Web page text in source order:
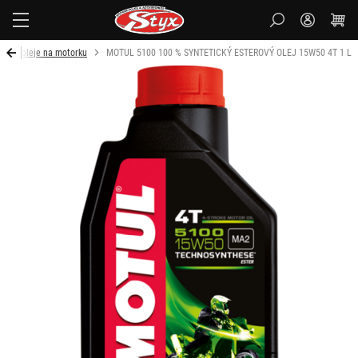
oleje na motorku MOTUL 5100 100 % SYNTETICKÝ ESTEROVÝ OLEJ 15W50 4T 1 L